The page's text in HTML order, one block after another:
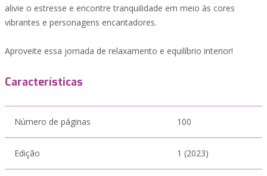
alivie o estresse e encontre tranquilidade em meio às cores
vibrantes e personagens encantadores.
Aproveite essa jornada de relaxamento e equilíbrio interior!
Características
Número de páginas 100
Edição 1 (2023)